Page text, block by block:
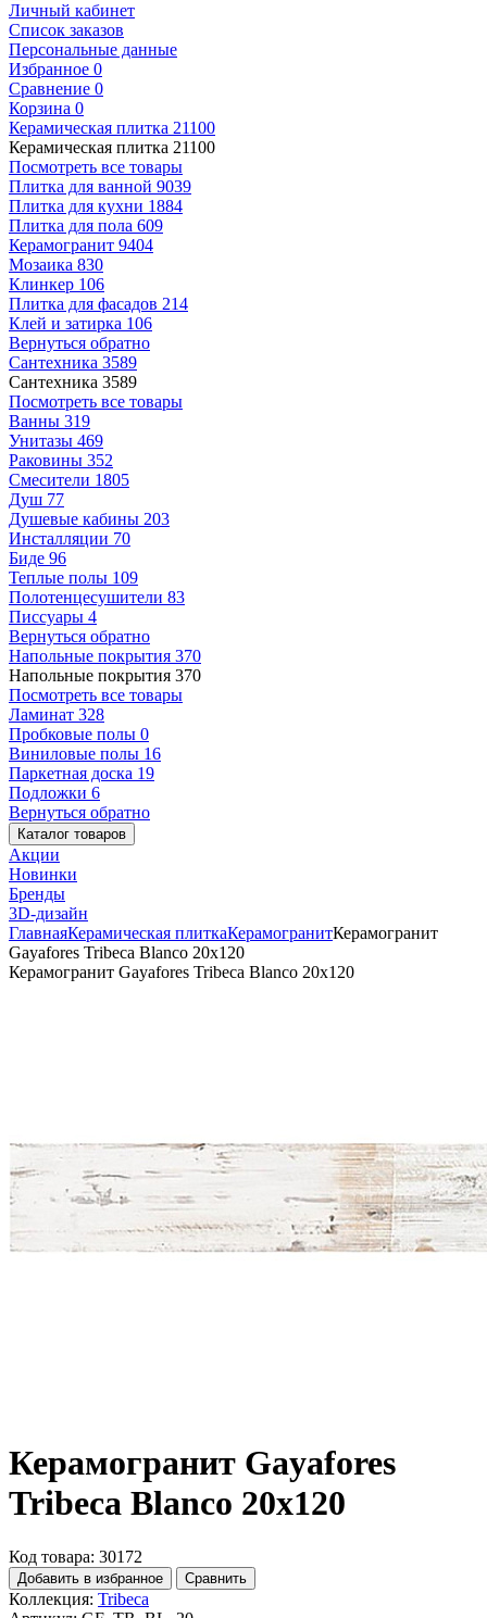
Личный кабинет
Список заказов
Персональные данные
Избранное 0
Сравнение 0
Корзина 0
Керамическая плитка 21100
Керамическая плитка 21100
Посмотреть все товары
Плитка для ванной 9039
Плитка для кухни 1884
Плитка для пола 609
Керамогранит 9404
Мозаика 830
Клинкер 106
Плитка для фасадов 214
Клей и затирка 106
Вернуться обратно
Сантехника 3589
Сантехника 3589
Посмотреть все товары
Ванны 319
Унитазы 469
Раковины 352
Смесители 1805
Душ 77
Душевые кабины 203
Инсталляции 70
Биде 96
Теплые полы 109
Полотенцесушители 83
Писсуары 4
Вернуться обратно
Напольные покрытия 370
Напольные покрытия 370
Посмотреть все товары
Ламинат 328
Пробковые полы 0
Виниловые полы 16
Паркетная доска 19
Подложки 6
Вернуться обратно
Каталог товаров
Акции
Новинки
Бренды
3D-дизайн
ГлавнаяКерамическая плиткаКерамогранитКерамогранит
Gayafores Tribeca Blanco 20x120
Керамогранит Gayafores Tribeca Blanco 20x120
Керамогранит Gayafores
Tribeca Blanco 20x120
Код товара: 30172
Добавить в избранное Сравнить
Коллекция: Tribeca